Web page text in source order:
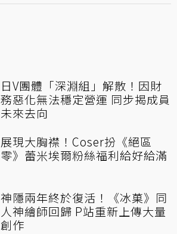
日V團體「深淵組」解散！因財
務惡化無法穩定營運 同步揭成員
未來去向
展現大胸襟！Coser扮《絕區
零》蕾米埃爾粉絲福利給好給滿
神隱兩年終於復活！《冰菓》同
人神繪師回歸 P站重新上傳大量
創作